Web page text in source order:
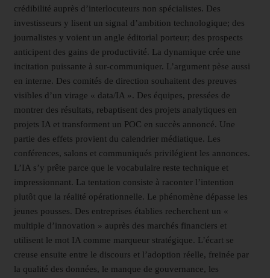
crédibilité auprès d’interlocuteurs non spécialistes. Des
investisseurs y lisent un signal d’ambition technologique; des
journalistes y voient un angle éditorial porteur; des prospects
anticipent des gains de productivité. La dynamique crée une
incitation puissante à sur-communiquer. L’argument pèse aussi
en interne. Des comités de direction souhaitent des preuves
visibles d’un virage « data/IA ». Des équipes, pressées de
montrer des résultats, rebaptisent des projets analytiques en
projets IA et transforment un POC en succès annoncé. Une
partie des effets provient du calendrier médiatique. Les
conférences, salons et communiqués privilégient les annonces.
L’IA s’y prête parce que le vocabulaire reste technique et
impressionnant. La tentation consiste à raconter l’intention
plutôt que la réalité opérationnelle. Le phénomène dépasse les
jeunes pousses. Des entreprises établies recherchent un «
multiple d’innovation » auprès des marchés financiers et
utilisent le mot IA comme marqueur stratégique. L’écart se
creuse ensuite entre le discours et l’adoption réelle, freinée par
la qualité des données, le manque de gouvernance, les